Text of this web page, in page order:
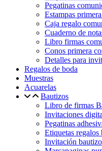
Pegatinas
Estampas
Caja regalo
Cuaderno de
Libro firmas
Conos primera
Detalles para
Regalos de boda
Muestras
Acuarelas
Bautizos
Libro de firmas
Invitaciones
Pegatinas
Etiquetas regalos
Invitación